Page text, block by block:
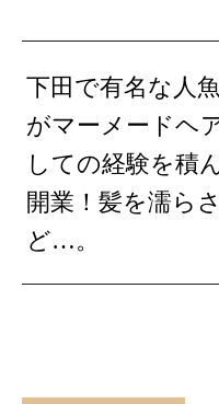
下田で有名な人
がマーメードヘ
しての経験を積
開業！髪を濡ら
ど…。